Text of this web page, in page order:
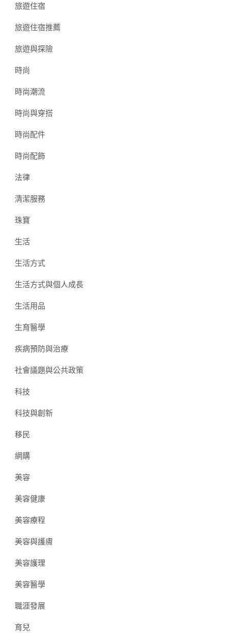
旅遊住宿
旅遊住宿推薦
旅遊與探險
時尚
時尚潮流
時尚與穿搭
時尚配件
時尚配飾
法律
清潔服務
珠寶
生活
生活方式
生活方式與個人成長
生活用品
生育醫學
疾病預防與治療
社會議題與公共政策
科技
科技與創新
移民
網購
美容
美容健康
美容療程
美容與護膚
美容護理
美容醫學
職涯發展
育兒